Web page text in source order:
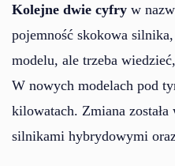
Kolejne dwie cyfry w
pojemność skokowa
modelu, ale trzeba
W nowych modelach pod
kilowatach. Zmiana
silnikami hybrydowymi